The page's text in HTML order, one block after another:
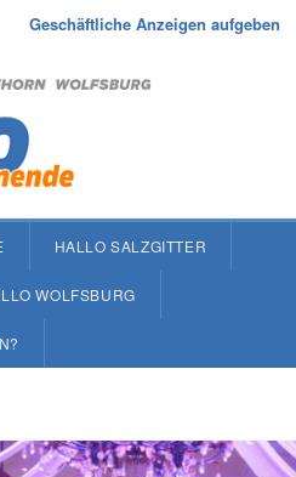
Geschäftliche Anzeigen aufgeben
HALLO SALZGITTER
WOLFSBURG